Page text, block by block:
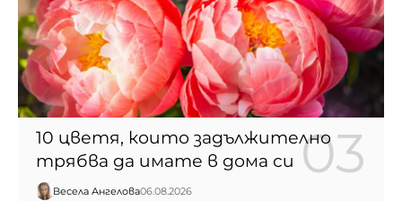
10 цветя, които задължително
трябва да имате в дома си
Весела Ангелова06.08.2026